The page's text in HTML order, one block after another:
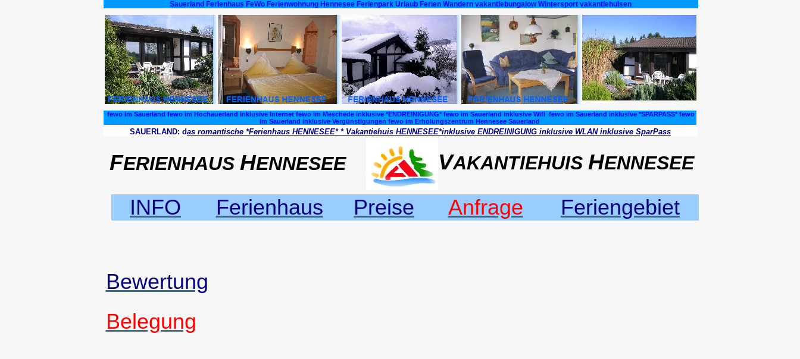
Sauerland Ferienhaus FeWo Ferienwohnung Hennesee Ferienpark Urlaub Ferien Wandern vakantiebungalow Wintersport vakantiehuisen
fewo im Sauerland fewo im Hochauerland inklusive Internet fewo im Meschede inklusive *ENDREINIGUNG* fewo im Sauerland inklusive Wifi fewo im Sauerland inklusive *SPARPASS* fewo
im Sauerland inklusive Vergünstigungen fewo im Erholungszentrum Hennesee Sauerland
SAUERLAND: das romantische *Ferienhaus HENNESEE* * Vakantiehuis HENNESEE*inklusive ENDREINIGUNG inklusive WLAN inklusive SparPass
FERIENHAUS HENNESEE VAKANTIEHUIS HENNESEE
INFO Ferienhaus Preise Anfrage Feriengebiet
Bewertung
Belegung